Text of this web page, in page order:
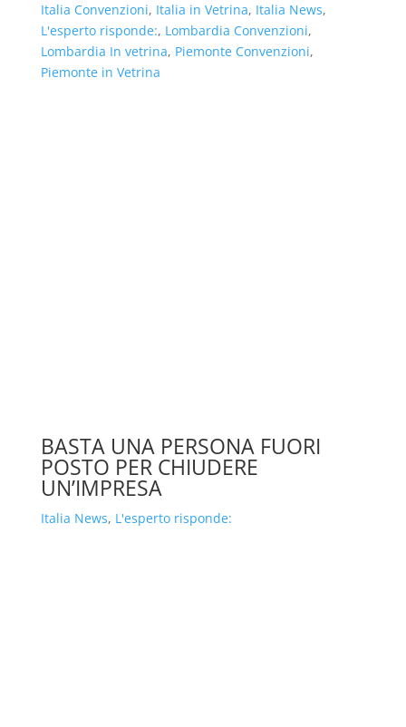
Italia Convenzioni, Italia in Vetrina, Italia News,
L'esperto risponde:, Lombardia Convenzioni,
Lombardia In vetrina, Piemonte Convenzioni,
Piemonte in Vetrina
BASTA UNA PERSONA FUORI
POSTO PER CHIUDERE
UN’IMPRESA
Italia News, L'esperto risponde: